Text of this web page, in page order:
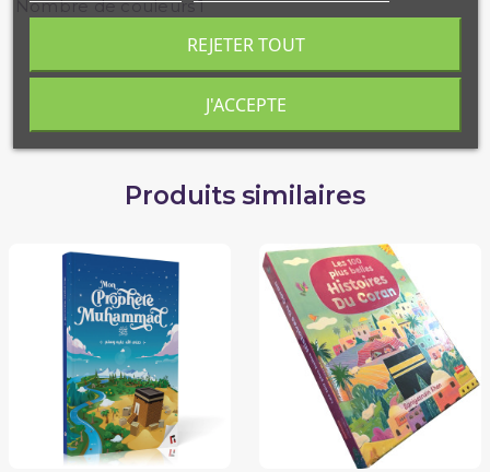
Nombre de couleurs1
Produits similaires
REJETER TOUT
J'ACCEPTE